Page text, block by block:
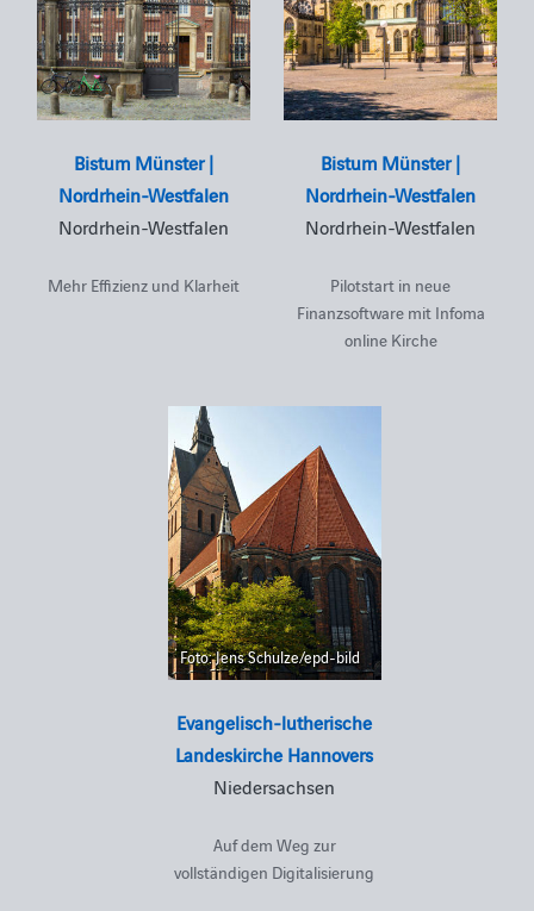
Bistum Münster |
Nordrhein-Westfalen
Nordrhein-Westfalen
Mehr Effizienz und Klarheit
Bistum Münster |
Nordrhein-Westfalen
Nordrhein-Westfalen
Pilotstart in neue
Finanzsoftware mit Infoma
online Kirche
Foto: Jens Schulze/epd-bild
Evangelisch-lutherische
Landeskirche Hannovers
Niedersachsen
Auf dem Weg zur
vollständigen Digitalisierung